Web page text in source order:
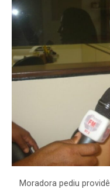
Moradora pediu